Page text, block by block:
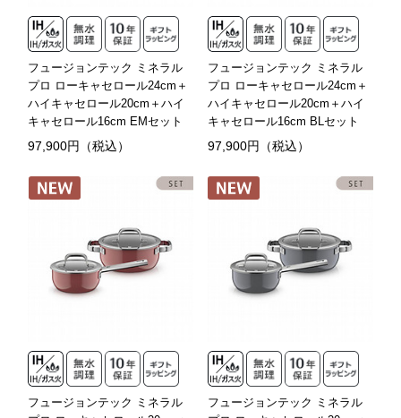
フュージョンテック ミネラル
プロ ローキャセロール24cm＋
ハイキャセロール20cm＋ハイ
キャセロール16cm EMセット
97,900円（税込）
フュージョンテック ミネラル
プロ ローキャセロール24cm＋
ハイキャセロール20cm＋ハイ
キャセロール16cm BLセット
97,900円（税込）
フュージョンテック ミネラル
フュージョンテック ミネラル